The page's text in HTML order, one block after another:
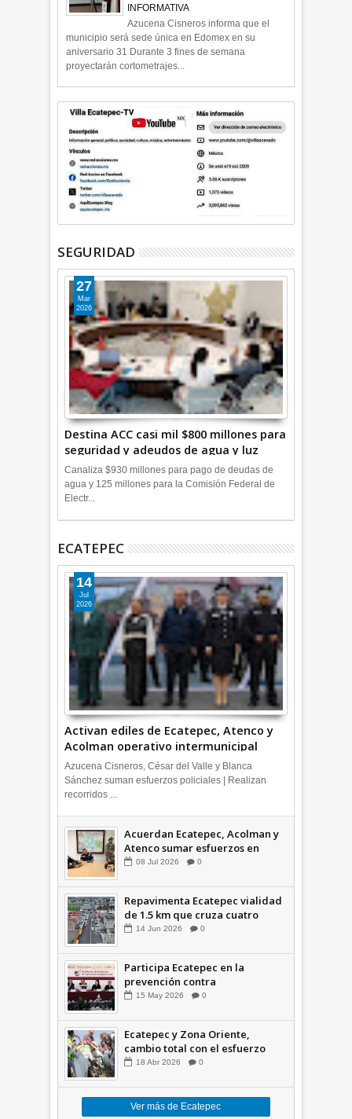
INFORMATIVA
Azucena Cisneros informa que el
municipio será sede única en Edomex en su
aniversario 31 Durante 3 fines de semana
proyectarán cortometrajes...
SEGURIDAD
Destina ACC casi mil $800 millones para
seguridad y adeudos de agua y luz
+Video
27
Mar
2026
Canaliza $930 millones para pago de deudas de
agua y 125 millones para la Comisión Federal de
Electr...
ECATEPEC
Activan ediles de Ecatepec, Atenco y
Acolman operativo intermunicipal
14
Jul
2026
Azucena Cisneros, César del Valle y Blanca
Sánchez suman esfuerzos policiales | Realizan
recorridos ...
Acuerdan Ecatepec, Acolman y
Atenco sumar esfuerzos en
seguridad
08 Jul 2026 0
Repavimenta Ecatepec vialidad
de 1.5 km que cruza cuatro
comunidades +Video
14 Jun 2026 0
Participa Ecatepec en la
prevención contra
inundaciones en el Valle de
15 May 2026 0
Ecatepec y Zona Oriente,
cambio total con el esfuerzo
conjunto: Azucena; retiran 21
18 Abr 2026 0
Ver más de Ecatepec